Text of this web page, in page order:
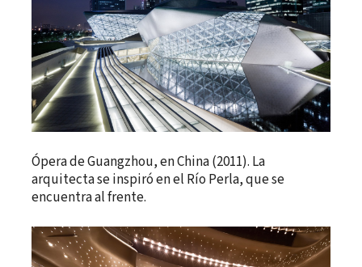
Ópera de Guangzhou, en China (2011). La
arquitecta se inspiró en el Río Perla, que se
encuentra al frente.